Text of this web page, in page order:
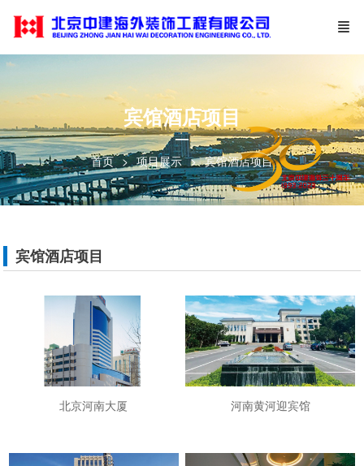
宾馆酒店项目
—
首页 项目展示 宾馆酒店项目
宾馆酒店项目
北京河南大厦 河南黄河迎宾馆